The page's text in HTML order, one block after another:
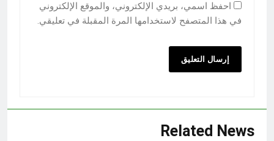
احفظ اسمي، بريدي الإلكتروني، والموقع الإلكتروني
في هذا المتصفح لاستخدامها المرة المقبلة في تعليقي.
Related News